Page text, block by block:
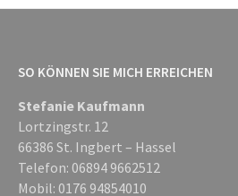
SO KÖNNEN SIE MICH ERREICHEN
Stefanie Kaufmann
Lortzingstr. 12
66386 St. Ingbert – Hassel
Telefon: 06894 9662512
Mobil: 0176 94854010